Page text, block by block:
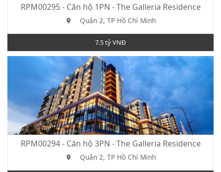
RPM00295 - Căn hộ 1PN - The Galleria Residence
Quận 2, TP Hồ Chí Minh
7.5 tỷ VNĐ
RPM00294 - Căn hộ 3PN - The Galleria Residence
Quận 2, TP Hồ Chí Minh